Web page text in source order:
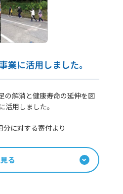
業に活用しました。
の解消と健康寿命の延伸を図
用しました。
に対する寄付より
る